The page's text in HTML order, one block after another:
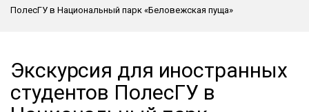
ПолесГУ в Национальный парк «Беловежская пуща»
Экскурсия для иностранных
студентов ПолесГУ в